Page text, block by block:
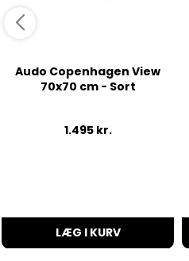
Audo Copenhagen View
70x70 cm - Sort
1.495 kr.
LÆG I KURV